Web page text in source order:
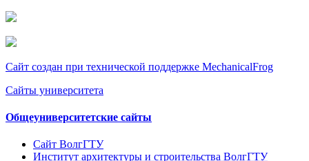
Сайт создан при технической поддержке MechanicalFrog
Сайты университета
Общеуниверситетские сайты
Сайт ВолгГТУ
Институт архитектуры и строительства ВолгГТУ